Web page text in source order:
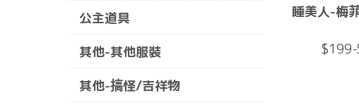
公主道具
其他-其他服裝
其他-搞怪/吉祥物
睡美人-梅